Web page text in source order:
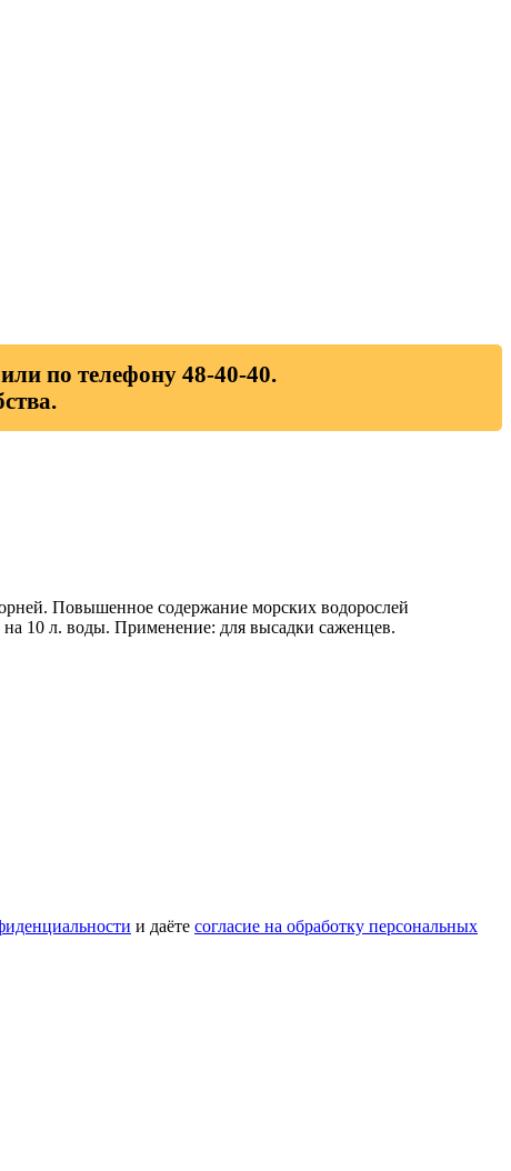
по телефону 48-40-40.
Повышенное содержание морских водорослей
10 л. воды. Применение: для высадки саженцев.
и даёте согласие на обработку персональных